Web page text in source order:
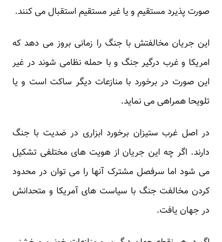
صورت پذیرد مستقیم و یا غیر مستقیم استقبال می کنند.
این جریان مخالفتش با جنگ را زمانی بروز می دهد که
امریکا و غرب درگیر جنگ و با حمله نظامی شوند در غیر
این صورت در برخورد با منازعات دیگر ساکت است و یا
تلویحا همراهی می نماید.
در اصل غرب ستیزان برخورد ابزاری در ضدیت با جنگ
دارند. اگر چه این جریان از هویت های مختلفی تشکیل
می شود اما سرفصل مشترک آنها را می توان در محدود
کردن مخالفت جنگ با سیاست های آمریکا و متحدانش
در جهان یافت.